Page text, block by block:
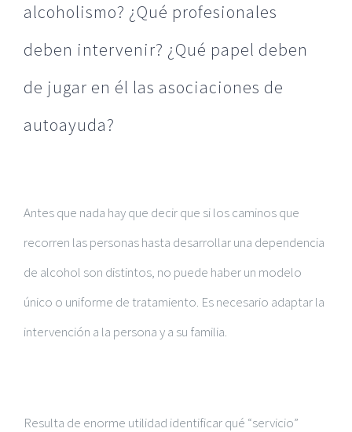
alcoholismo? ¿Qué profesionales
deben intervenir? ¿Qué papel deben
de jugar en él las asociaciones de
autoayuda?
Antes que nada hay que decir que si los caminos que
recorren las personas hasta desarrollar una dependencia
de alcohol son distintos, no puede haber un modelo
único o uniforme de tratamiento. Es necesario adaptar la
intervención a la persona y a su familia.
Resulta de enorme utilidad identificar qué “servicio”